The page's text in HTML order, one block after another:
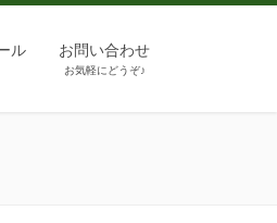
ル お問い合わせ
お気軽にどうぞ♪